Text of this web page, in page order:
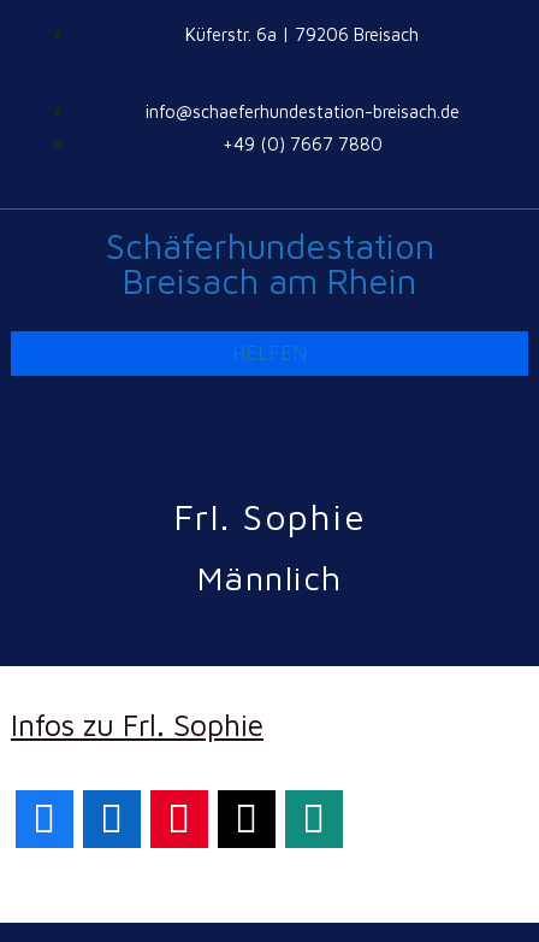
Küferstr. 6a | 79206 Breisach
info@schaeferhundestation-breisach.de
+49 (0) 7667 7880
Schäferhundestation
Breisach am Rhein
HELFEN
Frl. Sophie
Männlich
Infos zu Frl. Sophie